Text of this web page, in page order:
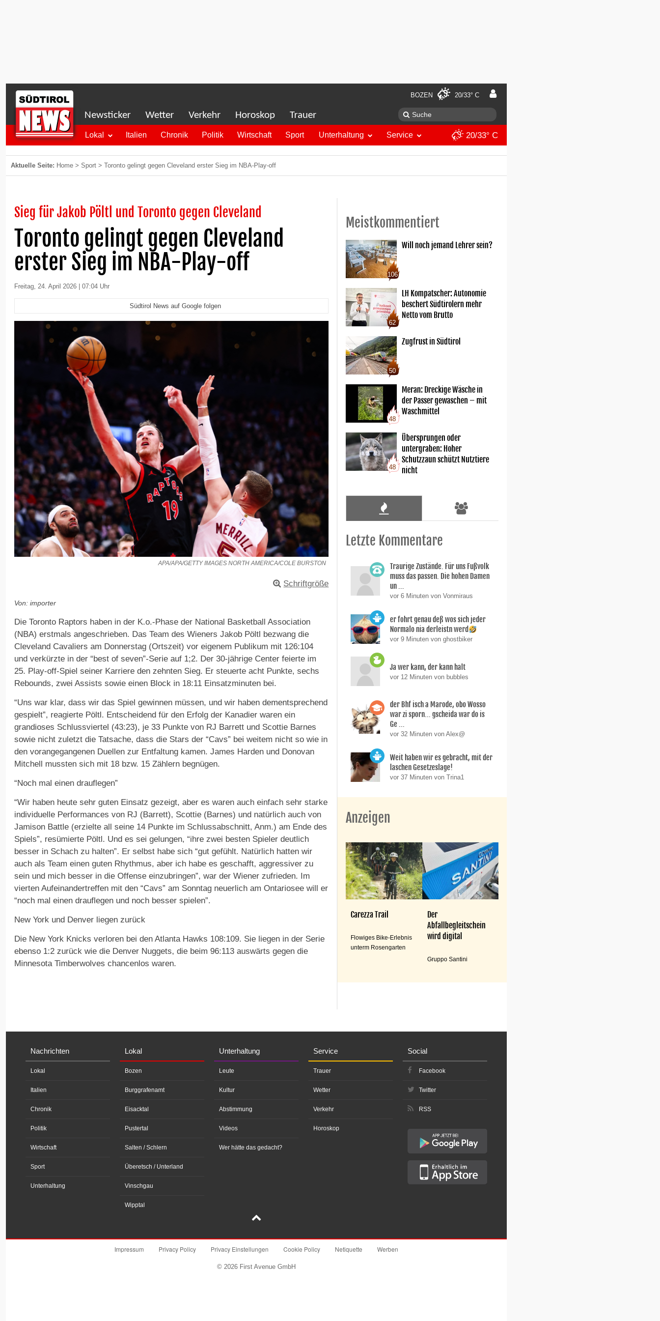
BOZEN 20/33° C
Newsticker Wetter Verkehr Horoskop Trauer
Lokal Italien Chronik Politik Wirtschaft Sport Unterhaltung Service 20/33° C
Aktuelle Seite: Home > Sport > Toronto gelingt gegen Cleveland erster Sieg im NBA-Play-off
Sieg für Jakob Pöltl und Toronto gegen Cleveland
Toronto gelingt gegen Cleveland
erster Sieg im NBA-Play-off
Freitag, 24. April 2026 | 07:04 Uhr
Südtirol News auf Google folgen
APA/APA/GETTY IMAGES NORTH AMERICA/COLE BURSTON
Schriftgröße
Von: importer
Die Toronto Raptors haben in der K.o.-Phase der National Basketball Association
(NBA) erstmals angeschrieben. Das Team des Wieners Jakob Pöltl bezwang die
Cleveland Cavaliers am Donnerstag (Ortszeit) vor eigenem Publikum mit 126:104
und verkürzte in der “best of seven”-Serie auf 1;2. Der 30-jährige Center feierte im
25. Play-off-Spiel seiner Karriere den zehnten Sieg. Er steuerte acht Punkte, sechs
Rebounds, zwei Assists sowie einen Block in 18:11 Einsatzminuten bei.
“Uns war klar, dass wir das Spiel gewinnen müssen, und wir haben dementsprechend
gespielt”, reagierte Pöltl. Entscheidend für den Erfolg der Kanadier waren ein
grandioses Schlussviertel (43:23), je 33 Punkte von RJ Barrett und Scottie Barnes
sowie nicht zuletzt die Tatsache, dass die Stars der “Cavs” bei weitem nicht so wie in
den vorangegangenen Duellen zur Entfaltung kamen. James Harden und Donovan
Mitchell mussten sich mit 18 bzw. 15 Zählern begnügen.
“Noch mal einen drauflegen”
“Wir haben heute sehr guten Einsatz gezeigt, aber es waren auch einfach sehr starke
individuelle Performances von RJ (Barrett), Scottie (Barnes) und natürlich auch von
Jamison Battle (erzielte all seine 14 Punkte im Schlussabschnitt, Anm.) am Ende des
Spiels”, resümierte Pöltl. Und es sei gelungen, “ihre zwei besten Spieler deutlich
besser in Schach zu halten”. Er selbst habe sich “gut gefühlt. Natürlich hatten wir
auch als Team einen guten Rhythmus, aber ich habe es geschafft, aggressiver zu
sein und mich besser in die Offense einzubringen”, war der Wiener zufrieden. Im
vierten Aufeinandertreffen mit den “Cavs” am Sonntag neuerlich am Ontariosee will er
“noch mal einen drauflegen und noch besser spielen”.
New York und Denver liegen zurück
Die New York Knicks verloren bei den Atlanta Hawks 108:109. Sie liegen in der Serie
ebenso 1:2 zurück wie die Denver Nuggets, die beim 96:113 auswärts gegen die
Minnesota Timberwolves chancenlos waren.
Meistkommentiert
106
Will noch jemand Lehrer sein?
62
LH Kompatscher: Autonomie
beschert Südtirolern mehr
Netto vom Brutto
50
Zugfrust in Südtirol
48
Meran: Dreckige Wäsche in
der Passer gewaschen – mit
Waschmittel
48
Übersprungen oder
untergraben: Hoher
Schutzzaun schützt Nutztiere
nicht
Letzte Kommentare
Traurige Zustände. Für uns Fußvolk
muss das passen. Die hohen Damen
un ...
vor 6 Minuten von Vonmiraus
er fohrt genau deß wos sich jeder
Normalo nia derleistn werd
vor 9 Minuten von ghostbiker
Ja wer kann, der kann halt
vor 12 Minuten von bubbles
der Bhf isch a Marode, obo Wosso
war zi sporn... gscheida war do is
Ge ...
vor 32 Minuten von Alex@
Weit haben wir es gebracht, mit der
laschen Gesetzeslage!
vor 37 Minuten von Trina1
Anzeigen
Carezza Trail
Flowiges Bike-Erlebnis
unterm Rosengarten
Der
Abfallbegleitschein
wird digital
Gruppo Santini
Nachrichten
Lokal
Italien
Chronik
Politik
Wirtschaft
Sport
Unterhaltung
Lokal
Bozen
Burggrafenamt
Eisacktal
Pustertal
Salten / Schlern
Überetsch / Unterland
Vinschgau
Wipptal
Unterhaltung
Leute
Kultur
Abstimmung
Videos
Wer hätte das gedacht?
Service
Trauer
Wetter
Verkehr
Horoskop
Social
Facebook
Twitter
RSS
Impressum Privacy Policy Privacy Einstellungen Cookie Policy Netiquette Werben
© 2026 First Avenue GmbH